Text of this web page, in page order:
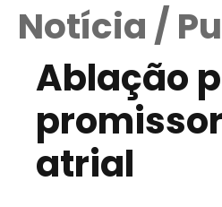
Notícia /
Ablação
atrial